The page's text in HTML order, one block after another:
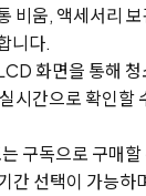
비움, 액세서리
니다.
화면을 통해 청
시간으로 확인할
구독으로 구매
간 선택이 가능하